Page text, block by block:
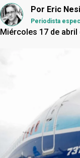
Por Eric
Periodista
Miércoles 17 de abril